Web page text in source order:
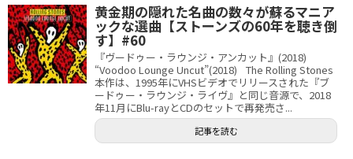
黄金期の隠れた名曲の数々が蘇るマニア
ックな選曲【ストーンズの60年を聴き倒
す】#60
『ヴードゥー・ラウンジ・アンカット』(2018)
“Voodoo Lounge Uncut”(2018) The Rolling Stones
本作は、1995年にVHSビデオでリリースされた『ブ
ードゥー・ラウンジ・ライヴ』と同じ音源で、2018
年11月にBlu-rayとCDのセットで再発売さ...
記事を読む